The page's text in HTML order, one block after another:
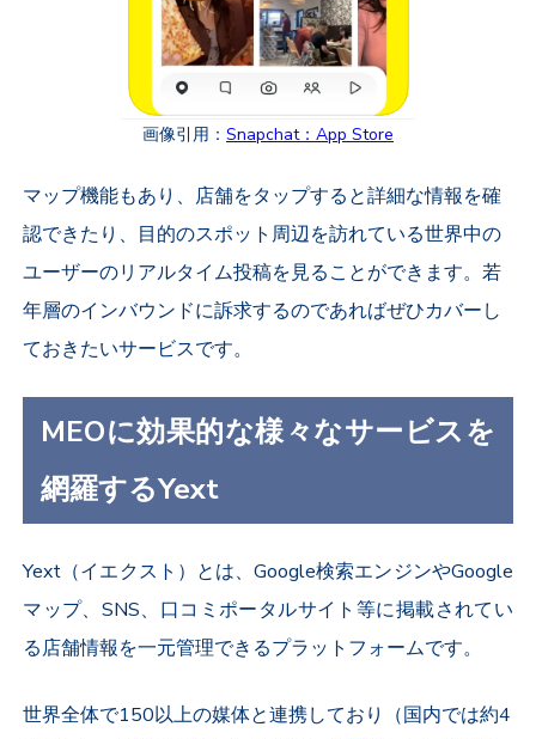
画像引用： Snapchat：App Store
マップ機能もあり、店舗をタップすると詳細な情報を確
認できたり、目的のスポット周辺を訪れている世界中の
ユーザーのリアルタイム投稿を見ることができます。若
年層のインバウンドに訴求するのであればぜひカバーし
ておきたいサービスです。
MEOに効果的な様々なサービスを
網羅するYext
Yext（イエクスト）とは、Google検索エンジンやGoogle
マップ、SNS、口コミポータルサイト等に掲載されてい
る店舗情報を一元管理できるプラットフォームです。
世界全体で150以上の媒体と連携しており（国内では約4